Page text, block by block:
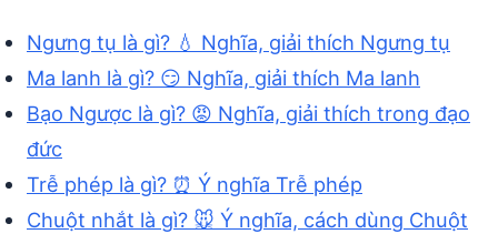
Ngưng tụ là gì? 💧 Nghĩa, giải thích Ngưng tụ
Ma lanh là gì? 😏 Nghĩa, giải thích Ma lanh
Bạo Ngược là gì? 😡 Nghĩa, giải thích trong đạo
đức
Trễ phép là gì? ⏰ Ý nghĩa Trễ phép
Chuột nhắt là gì? 🐭 Ý nghĩa, cách dùng Chuột